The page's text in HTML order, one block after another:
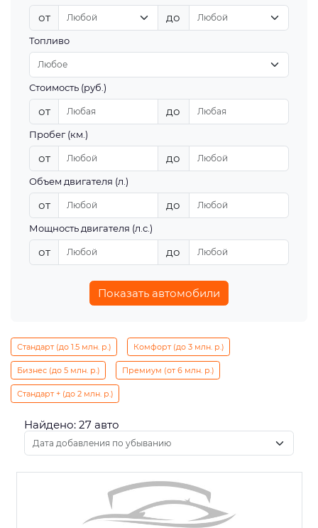
от до
Топливо
Стоимость (руб.)
от до
Пробег (км.)
от до
Объем двигателя (л.)
от до
Мощность двигателя (л.с.)
от до
Показать автомобили
Стандарт (до 1.5 млн. р.) Комфорт (до 3 млн. р.)
Бизнес (до 5 млн. р.) Премиум (от 6 млн. р.)
Стандарт + (до 2 млн. р.)
Найдено: 27 авто